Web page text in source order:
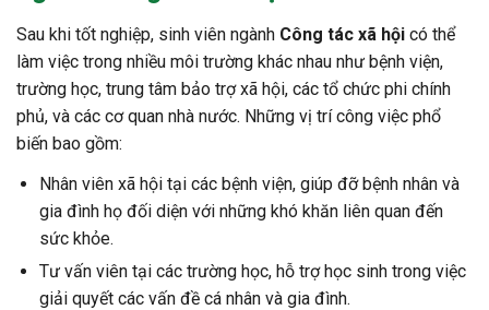
Sau khi tốt nghiệp, sinh viên ngành Công tác xã hội có thể
làm việc trong nhiều môi trường khác nhau như bệnh viện,
trường học, trung tâm bảo trợ xã hội, các tổ chức phi chính
phủ, và các cơ quan nhà nước. Những vị trí công việc phổ
biến bao gồm:
Nhân viên xã hội tại các bệnh viện, giúp đỡ bệnh nhân và
gia đình họ đối diện với những khó khăn liên quan đến
sức khỏe.
Tư vấn viên tại các trường học, hỗ trợ học sinh trong việc
giải quyết các vấn đề cá nhân và gia đình.